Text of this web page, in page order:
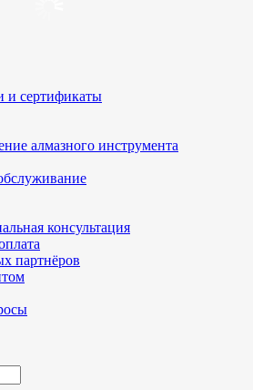
и сертификаты
алмазного инструмента
консультация
партнёров